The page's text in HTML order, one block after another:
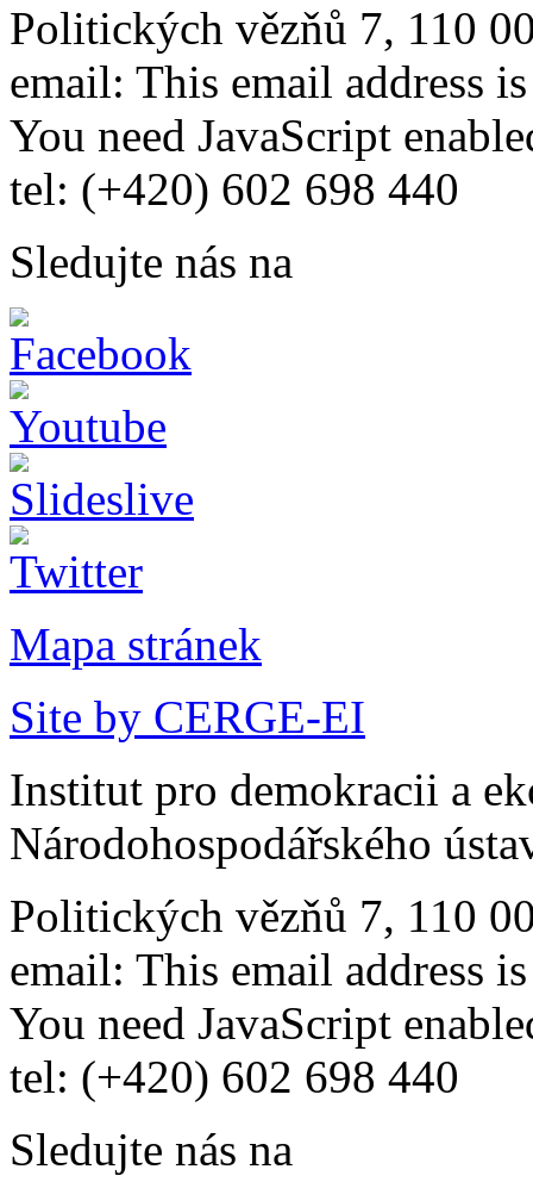
Politických vězňů 7, 110
email: This email address
You need JavaScript
tel: (+420) 602 698 440
Sledujte nás na
Mapa stránek
Site by CERGE-EI
Institut pro demokracii a
Národohospodářského
Politických vězňů 7, 110
email: This email address
You need JavaScript
tel: (+420) 602 698 440
Sledujte nás na